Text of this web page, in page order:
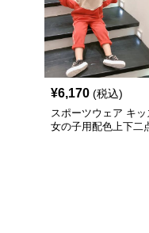
¥6,170 (税込)
スポーツウェア キッ
女の子用配色上下二